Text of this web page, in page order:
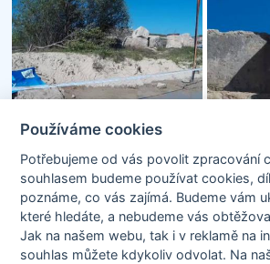
Používáme cookies
Potřebujeme od vás povolit zpracování
souhlasem budeme používat cookies,
poznáme,co vás zajímá. Budeme vám
které hledáte, a nebudeme vás
Jak na našem webu, tak i v reklamě na
souhlas můžete kdykoliv odvolat. Na